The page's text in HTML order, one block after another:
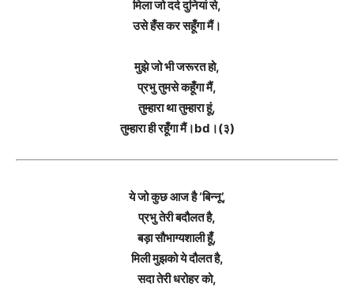
मिला जो दर्द दुनियां से,
उसे हँस कर सहूँगा मैं।
मुझे जो भी जरूरत हो,
प्रभु तुमसे कहूँगा मैं,
तुम्हारा था तुम्हारा हूं,
तुम्हारा ही रहूँगा मैं।bd।(३)
ये जो कुछ आज है ‘बिन्नू’,
प्रभु तेरी बदौलत है,
बड़ा सौभाग्यशाली हूँ,
मिली मुझको ये दौलत है,
सदा तेरी धरोहर को,